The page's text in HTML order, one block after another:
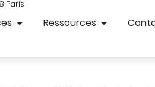
Paris
Ressources